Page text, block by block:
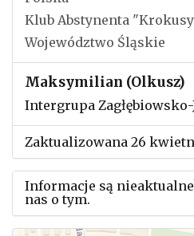
Klub Abstynenta
Województwo Śląskie
Maksymilian (Olkusz)
Intergrupa
Zaktualizowana 26
Informacje są
nas o tym.